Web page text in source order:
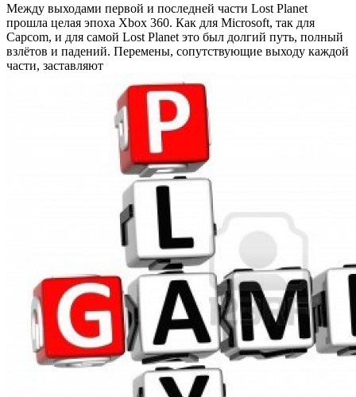
Между выходами первой и последней части Lost Planet
прошла целая эпоха Xbox 360. Как для Microsoft, так для
Capcom, и для самой Lost Planet это был долгий путь, полный
взлётов и падений. Перемены, сопутствующие выходу каждой
части, заставляют